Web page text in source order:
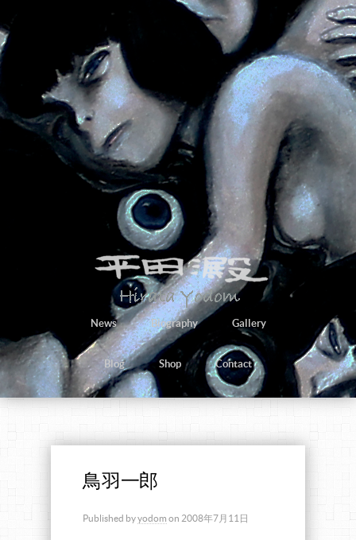
News Biography Gallery
Blog Shop Contact
鳥羽一郎
Published byyodom on 2008年7月11日